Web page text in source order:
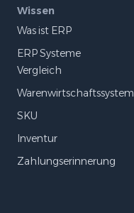
Wissen
Was ist ERP
ERP Systeme
Vergleich
Warenwirtschaftssystem
SKU
Inventur
Zahlungserinnerung